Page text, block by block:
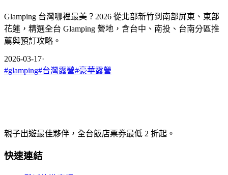
Glamping 台灣哪裡最美？2026 從北部新竹到南部屏東、東部
花蓮，精選全台 Glamping 營地，含台中、南投、台南分區推
薦與預訂攻略。
2026-03-17·
#glamping#台灣露營#豪華露營
親子出遊最佳夥伴，全台飯店票券最低 2 折起。
快速連結